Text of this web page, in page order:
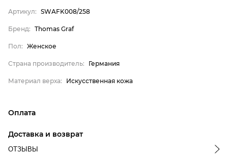
Thomas Graf
Артикул: SWAFK008/258
Бренд: Thomas Graf
Пол: Женское
Страна производитель: Германия
Материал верха: Искусственная кожа
Оплата
магазина
Доставка и возврат
ОТЗЫВЫ